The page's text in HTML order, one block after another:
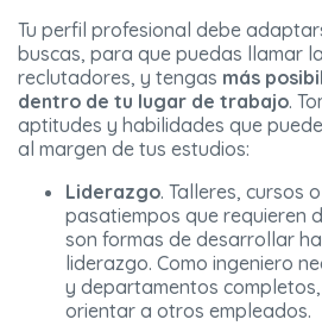
Tu perfil profesional debe
buscas, para que puedas llamar
reclutadores, y tengas más
dentro de tu lugar de trabajo.
aptitudes y habilidades que
al margen de tus estudios:
Liderazgo. Talleres, cursos
pasatiempos que requieren
son formas de desarrollar
liderazgo. Como ingeniero
y departamentos
orientar a otros empleados.